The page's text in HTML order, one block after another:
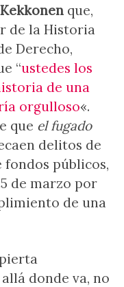
Kekkonen que,
de la Historia
Derecho,
“ustedes los
de una
orgulloso«.
que el fugado
delitos de
públicos,
de marzo por
de una
donde va, no